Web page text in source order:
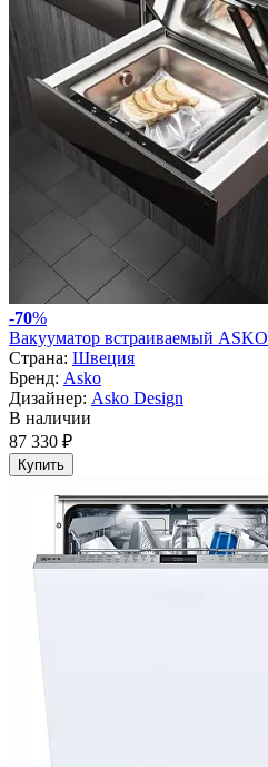
-70%
Вакууматор встраиваемый
Страна: Швеция
Бренд: Asko
Дизайнер: Asko Design
В наличии
87 330 ₽
Купить